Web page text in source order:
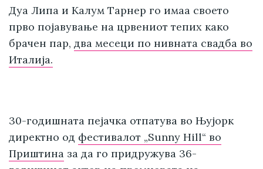
Дуа Липа и Калум Тарнер го имаа своето
прво појавување на црвениот тепих како
брачен пар, два месеци по нивната свадба во
Италија.
30-годишната пејачка отпатува во Њујорк
директно од фестивалот „Sunny Hill“ во
Приштина за да го придружува 36-